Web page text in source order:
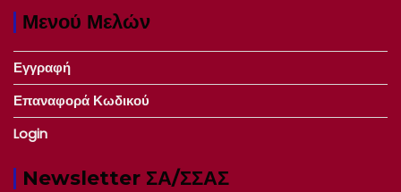
Μενού Μελών
Εγγραφή
Επαναφορά Κωδικού
Login
Newsletter ΣΑ/ΣΣΑΣ